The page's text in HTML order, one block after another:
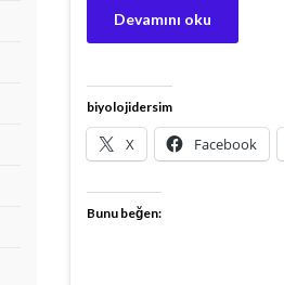
Devamını oku
biyolojidersim
X Facebook
Bunu beğen: